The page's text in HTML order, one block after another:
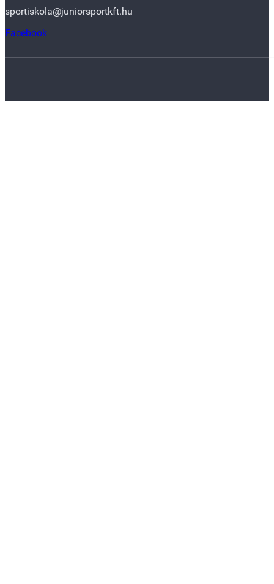
sportiskola@juniorsportkft.hu
Facebook